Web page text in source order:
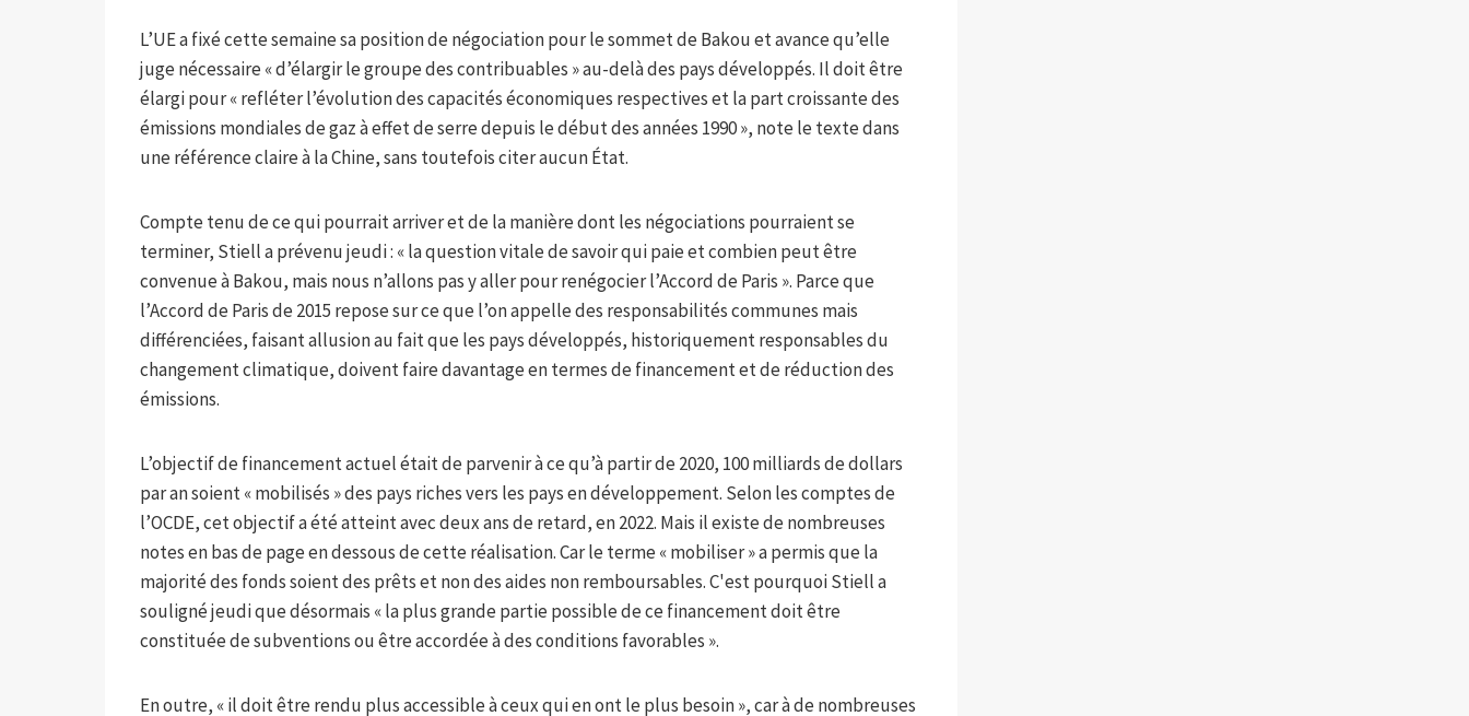
L’UE a fixé cette semaine sa position de négociation pour le sommet de Bakou et avance qu’elle
juge nécessaire « d’élargir le groupe des contribuables » au-delà des pays développés. Il doit être
élargi pour « refléter l’évolution des capacités économiques respectives et la part croissante des
émissions mondiales de gaz à effet de serre depuis le début des années 1990 », note le texte dans
une référence claire à la Chine, sans toutefois citer aucun État.
Compte tenu de ce qui pourrait arriver et de la manière dont les négociations pourraient se
terminer, Stiell a prévenu jeudi : « la question vitale de savoir qui paie et combien peut être
convenue à Bakou, mais nous n’allons pas y aller pour renégocier l’Accord de Paris ». Parce que
l’Accord de Paris de 2015 repose sur ce que l’on appelle des responsabilités communes mais
différenciées, faisant allusion au fait que les pays développés, historiquement responsables du
changement climatique, doivent faire davantage en termes de financement et de réduction des
émissions.
L’objectif de financement actuel était de parvenir à ce qu’à partir de 2020, 100 milliards de dollars
par an soient « mobilisés » des pays riches vers les pays en développement. Selon les comptes de
l’OCDE, cet objectif a été atteint avec deux ans de retard, en 2022. Mais il existe de nombreuses
notes en bas de page en dessous de cette réalisation. Car le terme « mobiliser » a permis que la
majorité des fonds soient des prêts et non des aides non remboursables. C'est pourquoi Stiell a
souligné jeudi que désormais « la plus grande partie possible de ce financement doit être
constituée de subventions ou être accordée à des conditions favorables ».
En outre, « il doit être rendu plus accessible à ceux qui en ont le plus besoin », car à de nombreuses